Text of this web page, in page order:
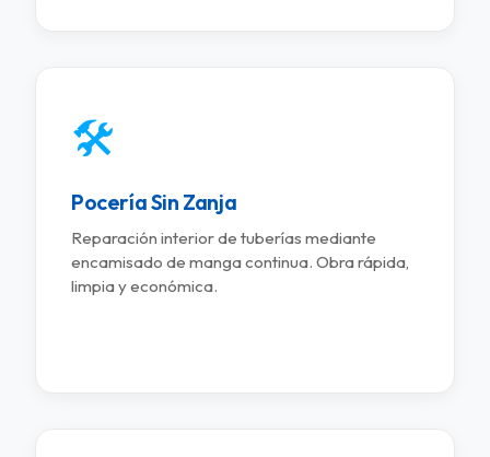
🛠️
Pocería Sin Zanja
Reparación interior de tuberías mediante
encamisado de manga continua. Obra rápida,
limpia y económica.